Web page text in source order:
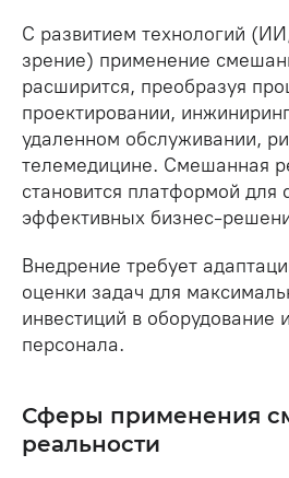
С развитием технологий
зрение) применение
расширится, преобразуя
проектировании,
удаленном обслуживании,
телемедицине. Смешанная
становится платформой для
эффективных бизнес-
Внедрение требует
оценки задач для
инвестиций в оборудование
персонала.
Сферы применения
реальности